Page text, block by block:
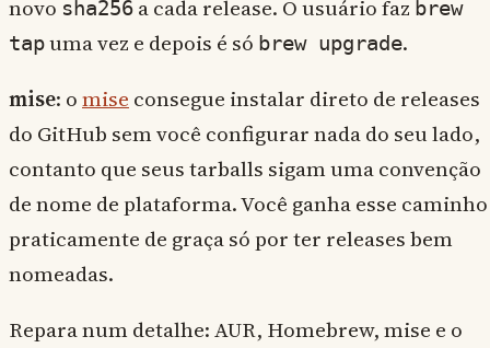
novo sha256 a cada release. O usuário faz brew
tapuma vez e depois é só brew upgrade.
mise: omise consegue instalar direto de releases
do GitHub sem você configurar nada do seu lado,
contanto que seus tarballs sigam uma convenção
de nome de plataforma. Você ganha esse caminho
praticamente de graça só por ter releases bem
nomeadas.
Repara num detalhe: AUR, Homebrew, mise e o